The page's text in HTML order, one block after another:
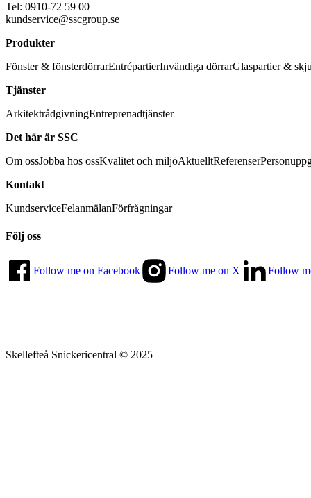
Tel: 0910-72 59 00
kundservice@sscgroup.se
Produkter
Fönster & fönsterdörrarEntrépartierInvändiga dörrarGlaspartier &
Tjänster
ArkitektrådgivningEntreprenadtjänster
Det här är SSC
Om ossJobba hos ossKvalitet och miljöAktuelltReferenser
Kontakt
KundserviceFelanmälanFörfrågningar
Följ oss
Follow me on Facebook Follow me on X Follow
Skellefteå Snickericentral © 2025